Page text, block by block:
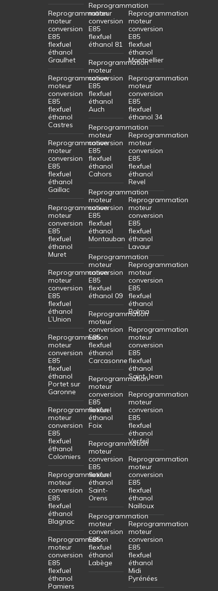
Reprogrammation
moteur
conversion
E85
flexfuel
éthanol
Graulhet
Reprogrammation
moteur
conversion
E85
flexfuel
éthanol
Castres
Reprogrammation
moteur
conversion
E85
flexfuel
éthanol
Gaillac
Reprogrammation
moteur
conversion
E85
flexfuel
éthanol
Muret
Reprogrammation
moteur
conversion
E85
flexfuel
éthanol
L’Union
Reprogrammation
moteur
conversion
E85
flexfuel
éthanol
Portet sur
Garonne
Reprogrammation
moteur
conversion
E85
flexfuel
éthanol
Colomiers
Reprogrammation
moteur
conversion
E85
flexfuel
éthanol
Blagnac
Reprogrammation
moteur
conversion
E85
flexfuel
éthanol
Pamiers
Reprogrammation
moteur
conversion
E85
flexfuel
éthanol 81
Reprogrammation
moteur
conversion
E85
flexfuel
éthanol
Auch
Reprogrammation
moteur
conversion
E85
flexfuel
éthanol
Cahors
Reprogrammation
moteur
conversion
E85
flexfuel
éthanol
Montauban
Reprogrammation
moteur
conversion
E85
flexfuel
éthanol 09
Reprogrammation
moteur
conversion
E85
flexfuel
éthanol
Carcasonne
Reprogrammation
moteur
conversion
E85
flexfuel
éthanol
Foix
Reprogrammation
moteur
conversion
E85
flexfuel
éthanol
Saint-
Orens
Reprogrammation
moteur
conversion
E85
flexfuel
éthanol
Labège
Reprogrammation
moteur
conversion
E85
flexfuel
éthanol
Montpellier
Reprogrammation
moteur
conversion
E85
flexfuel
éthanol 34
Reprogrammation
moteur
conversion
E85
flexfuel
éthanol
Revel
Reprogrammation
moteur
conversion
E85
flexfuel
éthanol
Lavaur
Reprogrammation
moteur
conversion
E85
flexfuel
éthanol
Balma
Reprogrammation
moteur
conversion
E85
flexfuel
éthanol
Saint-Jean
Reprogrammation
moteur
conversion
E85
flexfuel
éthanol
Verfeil
Reprogrammation
moteur
conversion
E85
flexfuel
éthanol
Nailloux
Reprogrammation
moteur
conversion
E85
flexfuel
éthanol
Midi
Pyrénées